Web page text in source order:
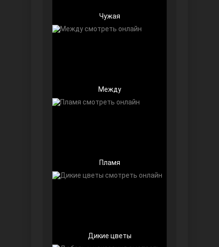
Беззащитные
Чужая
Между
Пламя
Дикие цветы